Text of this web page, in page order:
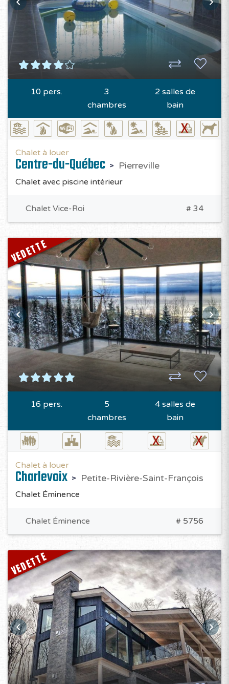
10 pers.
3
chambres
2 salles de
bain
Chalet à louer
Centre-du-Québec Pierreville
Chalet avec piscine intérieur
Chalet Vice-Roi # 34
VEDETTE
16 pers.
5
chambres
4 salles de
bain
Chalet à louer
Charlevoix Petite-Rivière-Saint-François
Chalet Éminence
Chalet Éminence # 5756
VEDETTE